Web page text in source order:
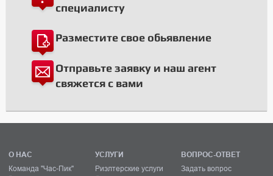
специалисту
Разместите свое обьявление
Отправьте заявку и наш агент
свяжется с вами
О НАС
Команда "Час-Пик"
УСЛУГИ
Риэлтерские услуги
ВОПРОС-ОТВЕТ
Задать вопрос